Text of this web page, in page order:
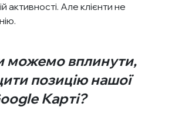
активності. Але клієнти не
вплинути,
позицію нашої
Карті?